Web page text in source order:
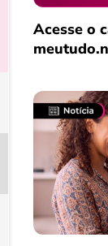
Acesse o